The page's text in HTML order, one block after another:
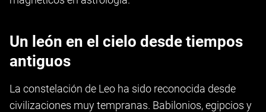
Un león en el cielo desde tiempos
antiguos
La constelación de Leo ha sido reconocida desde
civilizaciones muy tempranas. Babilonios, egipcios y